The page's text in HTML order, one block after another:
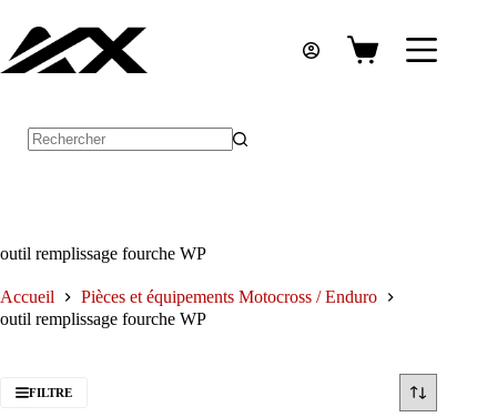
contenu
Panier
outil remplissage fourche WP
Accueil
Pièces et équipements Motocross / Enduro
outil remplissage fourche WP
FILTRE